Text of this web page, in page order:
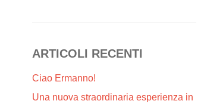
ARTICOLI RECENTI
Ciao Ermanno!
Una nuova straordinaria esperienza in